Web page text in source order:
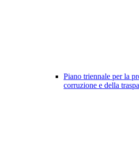
Piano triennale per la
corruzione e della